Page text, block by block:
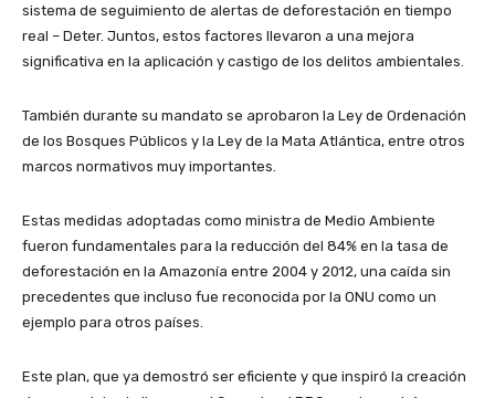
sistema de seguimiento de alertas de deforestación en tiempo
real – Deter. Juntos, estos factores llevaron a una mejora
significativa en la aplicación y castigo de los delitos ambientales.
También durante su mandato se aprobaron la Ley de Ordenación
de los Bosques Públicos y la Ley de la Mata Atlántica, entre otros
marcos normativos muy importantes.
Estas medidas adoptadas como ministra de Medio Ambiente
fueron fundamentales para la reducción del 84% en la tasa de
deforestación en la Amazonía entre 2004 y 2012, una caída sin
precedentes que incluso fue reconocida por la ONU como un
ejemplo para otros países.
Este plan, que ya demostró ser eficiente y que inspiró la creación